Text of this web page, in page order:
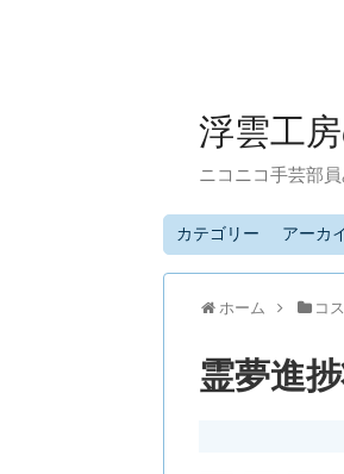
浮雲工
ニコニコ手芸部
カテゴリー アーカ
ホーム コ
霊夢進